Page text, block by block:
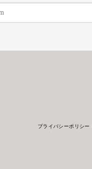
プライバシーポリシー